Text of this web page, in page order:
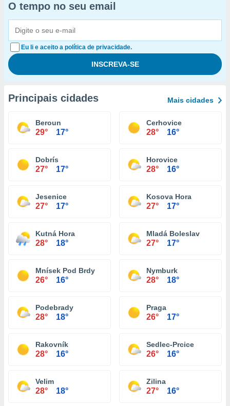
O tempo no seu email
Eu li e aceito a política de privacidade.
Principais cidades Mais cidades
Beroun
29° 17°
Cerhovice
28° 16°
Dobrís
27° 17°
Horovice
28° 16°
Jesenice
27° 17°
Kosova Hora
27° 17°
Kutná Hora
28° 18°
Mladá Boleslav
27° 17°
Mnísek Pod Brdy
26° 16°
Nymburk
28° 18°
Podebrady
28° 18°
Praga
26° 17°
Rakovník
28° 16°
Sedlec-Prcice
26° 16°
Velim
28° 18°
Zilina
27° 16°